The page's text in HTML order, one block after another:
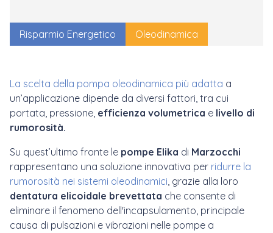
Risparmio Energetico Oleodinamica
La scelta della pompa oleodinamica più adatta a
un’applicazione dipende da diversi fattori, tra cui
portata, pressione, efficienza volumetrica e livello di
rumorosità.
Su quest’ultimo fronte le pompe Elika di Marzocchi
rappresentano una soluzione innovativa per ridurre la
rumorosità nei sistemi oleodinamici, grazie alla loro
dentatura elicoidale brevettata che consente di
eliminare il fenomeno dell'incapsulamento, principale
causa di pulsazioni e vibrazioni nelle pompe a